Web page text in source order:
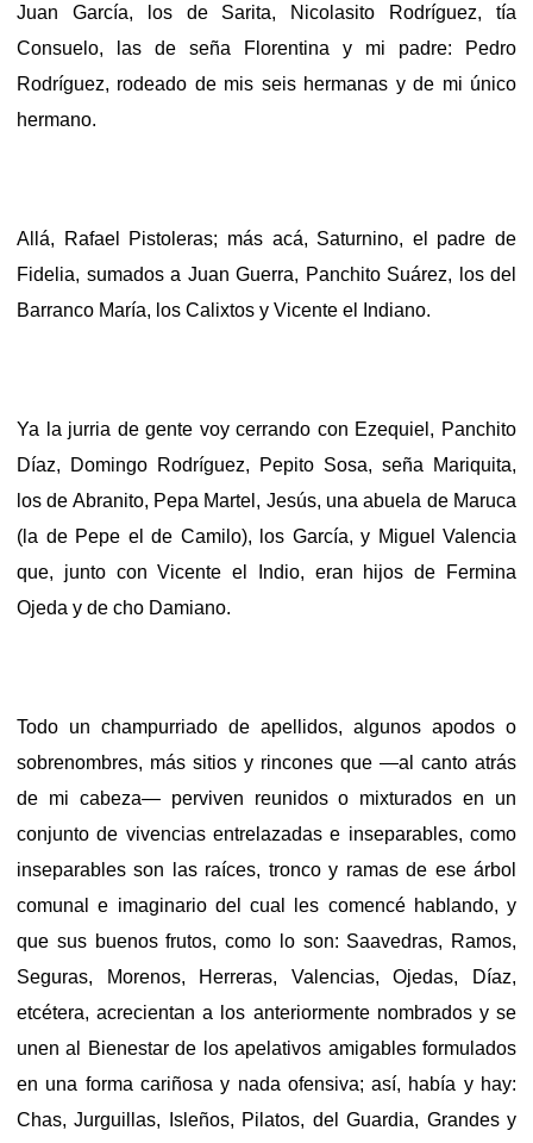
Juan García, los de Sarita, Nicolasito Rodríguez, tía
Consuelo, las de seña Florentina y mi padre: Pedro
Rodríguez, rodeado de mis seis hermanas y de mi único
hermano.
Allá, Rafael Pistoleras; más acá, Saturnino, el padre de
Fidelia, sumados a Juan Guerra, Panchito Suárez, los del
Barranco María, los Calixtos y Vicente el Indiano.
Ya la jurria de gente voy cerrando con Ezequiel, Panchito
Díaz, Domingo Rodríguez, Pepito Sosa, seña Mariquita,
los de Abranito, Pepa Martel, Jesús, una abuela de Maruca
(la de Pepe el de Camilo), los García, y Miguel Valencia
que, junto con Vicente el Indio, eran hijos de Fermina
Ojeda y de cho Damiano.
Todo un champurriado de apellidos, algunos apodos o
sobrenombres, más sitios y rincones que —al canto atrás
de mi cabeza— perviven reunidos o mixturados en un
conjunto de vivencias entrelazadas e inseparables, como
inseparables son las raíces, tronco y ramas de ese árbol
comunal e imaginario del cual les comencé hablando, y
que sus buenos frutos, como lo son: Saavedras, Ramos,
Seguras, Morenos, Herreras, Valencias, Ojedas, Díaz,
etcétera, acrecientan a los anteriormente nombrados y se
unen al Bienestar de los apelativos amigables formulados
en una forma cariñosa y nada ofensiva; así, había y hay:
Chas, Jurguillas, Isleños, Pilatos, del Guardia, Grandes y